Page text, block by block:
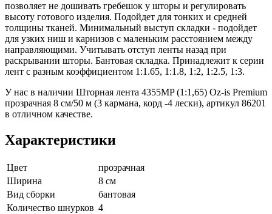
позволяет не дошивать гребешок у шторы и регулировать
высоту готового изделия. Подойдет для тонких и средней
толщины тканей. Минимальный выступ складки - подойдет
для узких ниш и карнизов с маленьким расстоянием между
направляющими. Учитывать отступ ленты назад при
раскрывании шторы. Бантовая складка. Принадлежит к серии
лент с разным коэффициентом 1:1.65, 1:1.8, 1:2, 1:2.5, 1:3.
У нас в наличии Шторная лента 4355MP (1:1,65) Oz-is Premium
прозрачная 8 см/50 м (3 кармана, корд -4 лески), артикул 86201
в отличном качестве.
Характеристики
Цвет
прозрачная
Ширина
8 см
Вид сборки
бантовая
Количество шнурков 4